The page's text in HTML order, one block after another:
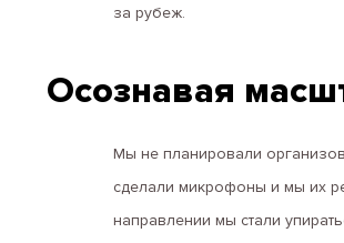
за рубеж.
Осознавая
Мы не планировали
сделали микрофоны и мы их
направлении мы стали